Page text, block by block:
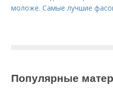
моложе. Самые лучшие
Популярные